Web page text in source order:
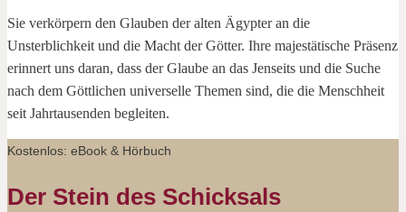
Sie verkörpern den Glauben der alten Ägypter an die
Unsterblichkeit und die Macht der Götter. Ihre majestätische Präsenz
erinnert uns daran, dass der Glaube an das Jenseits und die Suche
nach dem Göttlichen universelle Themen sind, die die Menschheit
seit Jahrtausenden begleiten.
Kostenlos: eBook & Hörbuch
Der Stein des Schicksals